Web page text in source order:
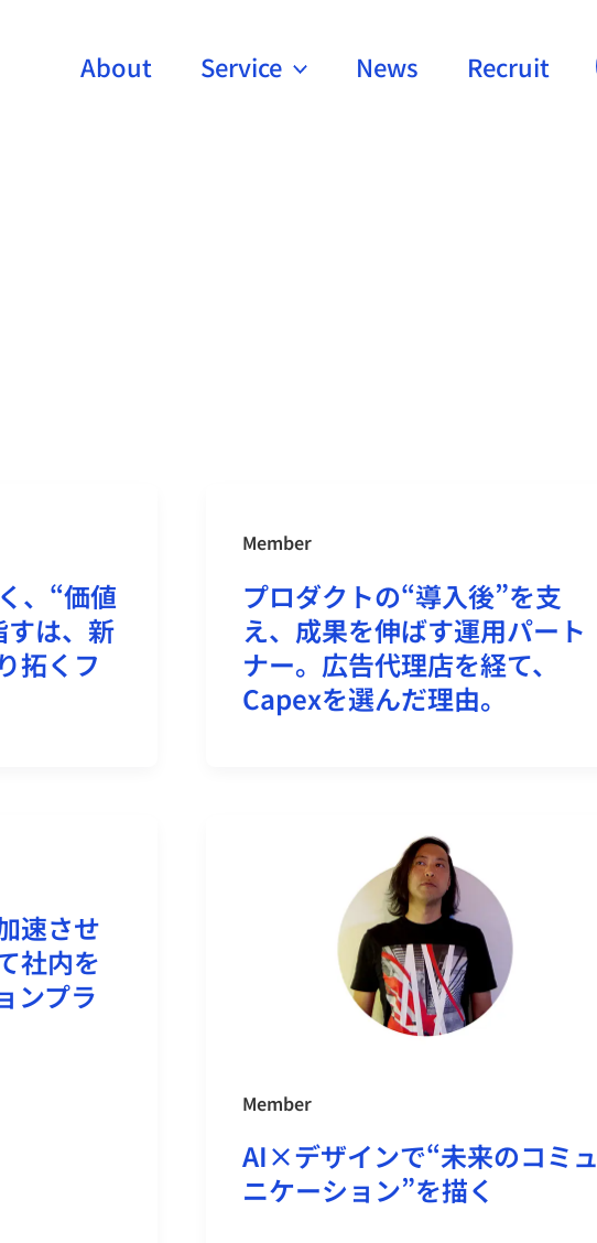
About Service News Recruit
、“価値
すは、新
拓くフ
Member
プロダクトの“導入後”を支
え、成果を伸ばす運用パート
ナー。広告代理店を経て、
Capexを選んだ理由。
速させ
社内を
ンプラ
Member
AI×デザインで“未来のコミュ
ニケーション”を描く